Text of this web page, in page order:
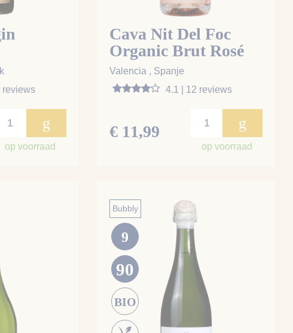
reviews
g
op voorraad
Cava Nit Del Foc
Organic Brut Rosé
Valencia , Spanje
4.1 | 12 reviews
€ 11,99 g
op voorraad
Bubbly
9
90
BIO